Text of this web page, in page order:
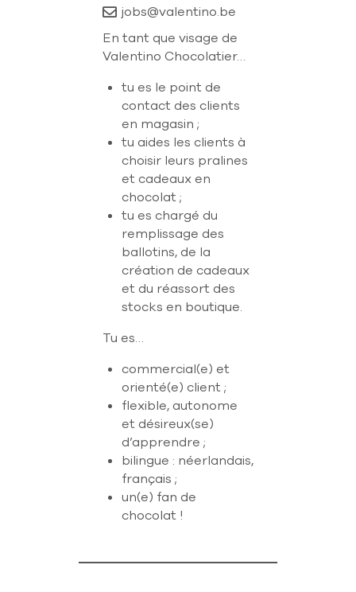
jobs@valentino.be
En tant que visage de
Valentino Chocolatier…
tu es le point de
contact des clients
en magasin ;
tu aides les clients à
choisir leurs pralines
et cadeaux en
chocolat ;
tu es chargé du
remplissage des
ballotins, de la
création de cadeaux
et du réassort des
stocks en boutique.
Tu es…
commercial(e) et
orienté(e) client ;
flexible, autonome
et désireux(se)
d’apprendre ;
bilingue : néerlandais,
français ;
un(e) fan de
chocolat !